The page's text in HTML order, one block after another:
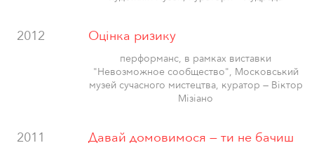
2012 Оцінка ризику
перформанс, в рамках виставки
"Невозможное сообщество", Московський
музей сучасного мистецтва, куратор — Віктор
Мізіано
2011
Давай домовимося — ти не бачиш